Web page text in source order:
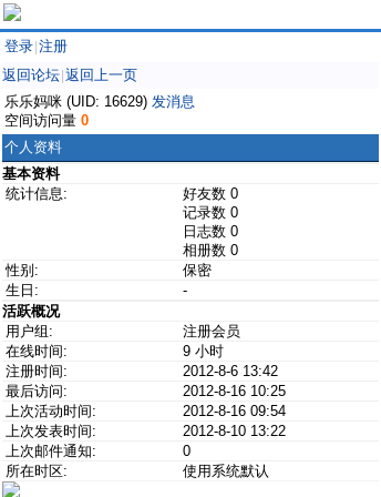
登录 注册
返回论坛 返回上一页
乐乐妈咪 (UID: 16629) 发消息
空间访问量 0
个人资料
基本资料
统计信息:
好友数 0
记录数 0
日志数 0
相册数 0
性别:
保密
生日:
-
活跃概况
用户组:
注册会员
在线时间:
9 小时
注册时间:
2012-8-6 13:42
最后访问:
2012-8-16 10:25
上次活动时间:
2012-8-16 09:54
上次发表时间:
2012-8-10 13:22
上次邮件通知:
0
所在时区:
使用系统默认